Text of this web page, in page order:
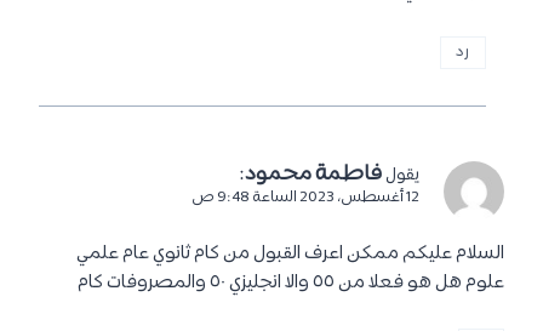
رد
يقول فاطمة محمود:
12 أغسطس، 2023 الساعة 9:48 ص
السلام عليكم ممكن اعرف القبول من كام ثانوي عام علمي
علوم هل هو فعلا من ٥٥ والا انجليزي ٥٠ والمصروفات كام